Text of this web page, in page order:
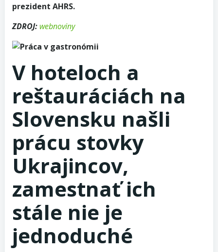
prezident AHRS.
ZDROJ: webnoviny
V hoteloch a
reštauráciách na
Slovensku našli
prácu stovky
Ukrajincov,
zamestnať ich
stále nie je
jednoduché